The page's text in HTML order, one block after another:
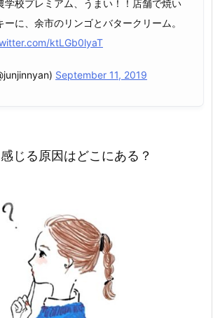
学校プレミアム、うまい！！店舗で焼い
に、余市のリンゴとバタークリーム。
ktLGb0lyaT
September 11, 2019
感じる原因はどこにある？